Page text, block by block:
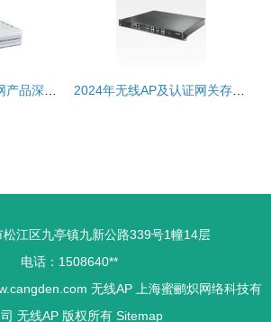
松江区九亭镇九新公路339号1幢14层
电话：1508640**
无线AP
上海蜜鹂炽网络科技有
无线AP 版权所有 Sitemap